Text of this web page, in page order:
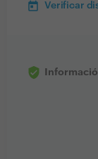
Verificar